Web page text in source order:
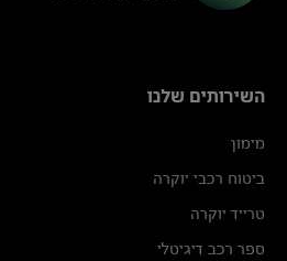
השירותים שלנו
מימון
ביטוח רכבי יוקרה
טרייד יוקרה
ספר רכב דיגיטלי